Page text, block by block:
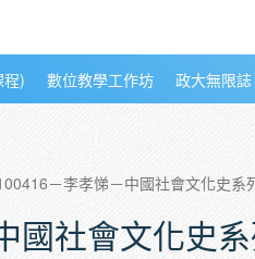
程) 數位教學工作坊 政大無限誌
－李孝悌－中國社會文化史
國社會文化史